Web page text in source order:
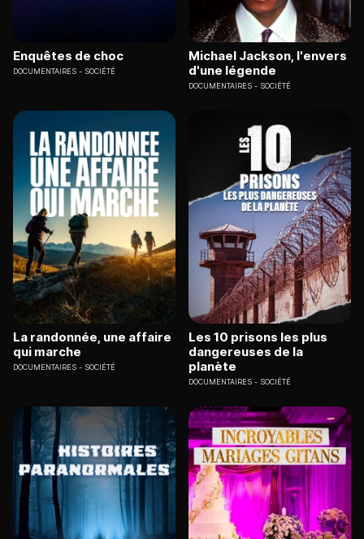
Enquêtes de choc
DOCUMENTAIRES SOCIÉTÉ
Michael Jackson, l'envers
d'une légende
DOCUMENTAIRES SOCIÉTÉ
La randonnée, une affaire
qui marche
DOCUMENTAIRES SOCIÉTÉ
Les 10 prisons les plus
dangereuses de la
planète
DOCUMENTAIRES SOCIÉTÉ